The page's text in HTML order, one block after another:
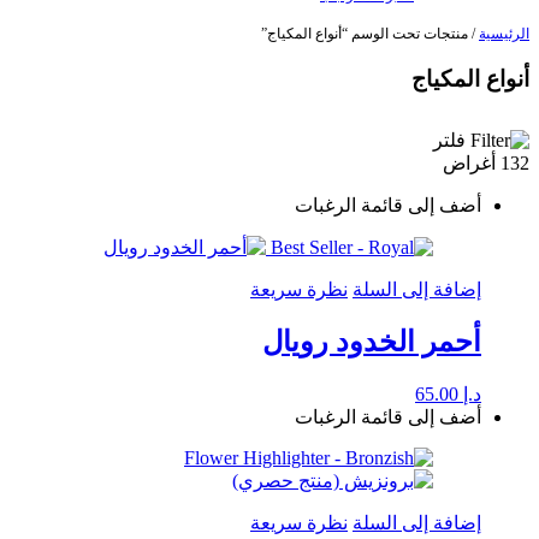
الرئيسية/ منتجات تحت الوسم “أنواع المكياج”
أنواع المكياج
فلتر
132 أغراض
أضف إلى قائمة الرغبات
إضافة إلى السلة نظرة سريعة
أحمر الخدود رويال
د.إ
أضف إلى قائمة الرغبات
إضافة إلى السلة نظرة سريعة